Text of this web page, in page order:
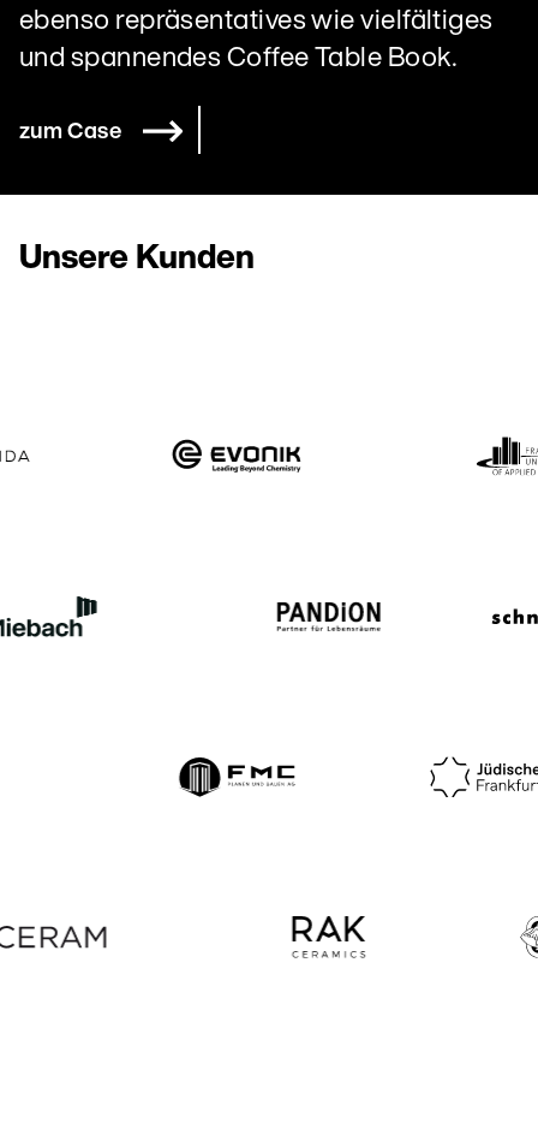
ebenso repräsentatives wie vielfältiges
und spannendes Coffee Table Book.
zum Case
Unsere Kunden